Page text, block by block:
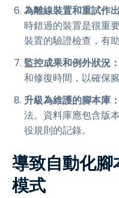
為離線裝置和重試作
時錯過的裝置是很重
裝置的驗證檢查，有
監控成果和例外狀況：
和修復時間，以確保
升級為維護的腳本庫：
法。資料庫應包含版
役規則的記錄。
導致自動化
模式